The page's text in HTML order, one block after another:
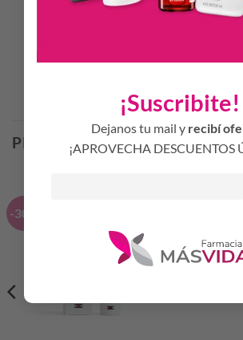
¡Suscribite!
Dejanos tu mail y recibí
¡APROVECHA DESCUENTOS
No testeado en animales
Productos
PRODUCTOS RELACIONADOS
-30%